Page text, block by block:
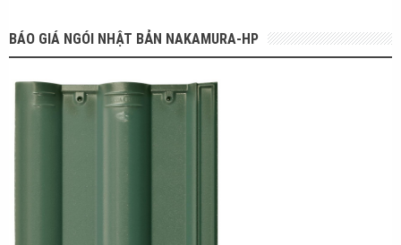
BÁO GIÁ NGÓI NHẬT BẢN NAKAMURA-HP